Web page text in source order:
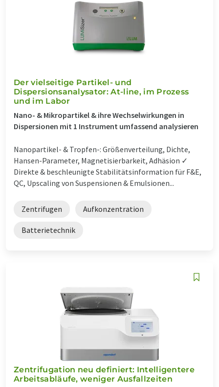
Der vielseitige Partikel- und
Dispersionsanalysator: At-line, im Prozess
und im Labor
Nano- & Mikropartikel & ihre Wechselwirkungen in
Dispersionen mit 1 Instrument umfassend analysieren
Nanopartikel- & Tropfen-: Größenverteilung, Dichte,
Hansen-Parameter, Magnetisierbarkeit, Adhäsion ✓
Direkte & beschleunigte Stabilitätsinformation für F&E,
QC, Upscaling von Suspensionen & Emulsionen...
Zentrifugen Aufkonzentration
Batterietechnik
Zentrifugation neu definiert: Intelligentere
Arbeitsabläufe, weniger Ausfallzeiten